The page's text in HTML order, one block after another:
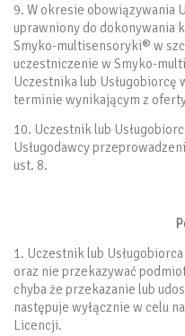
9. W okresie obowiązywania
uprawniony do dokonywania
Smyko-multisensoryki® w
uczestniczenie w Smyko-
Uczestnika lub Usługobiorcę
terminie wynikającym z
10. Uczestnik lub
Usługodawcy
ust. 8.
1. Uczestnik lub
oraz nie przekazywać
chyba że przekazanie lub
następuje wyłącznie w celu
Licencji.